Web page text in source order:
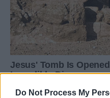
Do Not Process My